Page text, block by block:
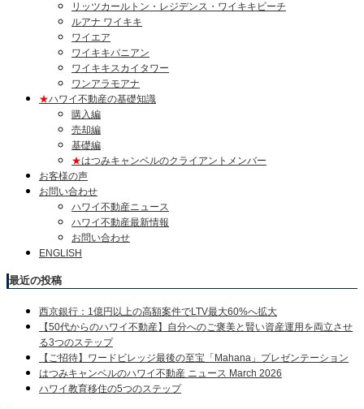
リッツカールトン・レジデンス・ワイキキビーチ
ルアナ ワイキキ
ワイエア
ワイキキバニアン
ワイキキスカイタワー
ワンアラモアナ
★ハワイ不動産の基礎知識
購入編
売却編
基礎編
★はつみキャンベルのクライアントメンバー
お客様の声
お問い合わせ
ハワイ不動産ニュース
ハワイ不動産最新情報
お問い合わせ
ENGLISH
最近の投稿
西京銀行：1億円以上の高額案件でLTV最大60%へ拡大
【50代からのハワイ不動産】自分へのご褒美と賢い資産運用を両立させ
る3つのステップ
【ご招待】ワードビレッジ最後の至宝「Mahana」プレゼンテーション
はつみキャンベルのハワイ不動産 ニュース March 2026
ハワイ教育移住の5つのステップ